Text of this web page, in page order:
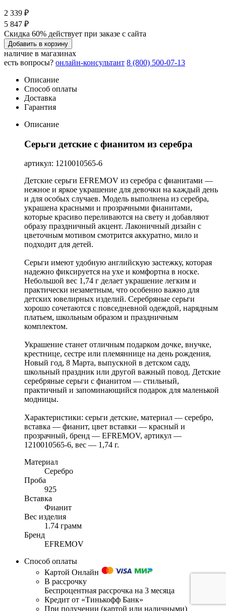
2 339 ₽
5 847 ₽
Скидка 60% действует при заказе с сайта
Добавить в корзину
наличие в магазинах
есть вопросы? онлайн-консультант 8 (800) 500-07-13
Описание
Способ оплаты
Доставка
Гарантия
Описание
Серьги детские с фианитом из серебра
артикул: 1210010565-6
Детские серьги EFREMOV из серебра с фианитами —
нежное и яркое украшение для девочки на каждый день
и для особых случаев. Модель выполнена из серебра,
украшена красными и прозрачными фианитами,
которые красиво переливаются на свету и добавляют
образу праздничный акцент. Лаконичный дизайн с
цветочным мотивом смотрится аккуратно, мило и
подходит для детей.
Серьги имеют удобную английскую застежку, которая
надежно фиксируется на ухе и комфортна в носке.
Небольшой вес 1,74 г делает украшение легким и
практически незаметным, что особенно важно для
детских ювелирных изделий. Серебряные серьги
хорошо сочетаются с повседневной одеждой, нарядным
платьем, школьным образом и праздничным
комплектом.
Украшение станет отличным подарком дочке, внучке,
крестнице, сестре или племяннице на день рождения,
Новый год, 8 Марта, выпускной в детском саду,
школьный праздник или другой важный повод. Детские
серебряные серьги с фианитом — стильный,
практичный и запоминающийся подарок для маленькой
модницы.
Характеристики: серьги детские, материал — серебро,
вставка — фианит, цвет вставки — красный и
прозрачный, бренд — EFREMOV, артикул —
1210010565-6, вес — 1,74 г.
Материал
Серебро
Проба
925
Вставка
Фианит
Вес изделия
1.74 грамм
Бренд
EFREMOV
Способ оплаты
Картой Онлайн
В рассрочку
Беспроцентная рассрочка на 3 месяца
Кредит от «Тинькофф Банк»
При получении (картой или наличными)